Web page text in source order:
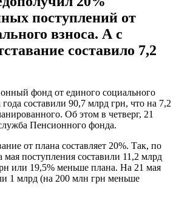
поступлений от
взноса. А с
составило 7,2
фонд от единого социального
составили 90,7 млрд грн, что на 7,2
Об этом в четверг, 21
Пенсионного фонда.
от плана составляет 20%. Так, по
поступления составили 11,2 млрд
или 19,5% меньше плана. На 21 мая
1 млрд (на 200 млн грн меньше